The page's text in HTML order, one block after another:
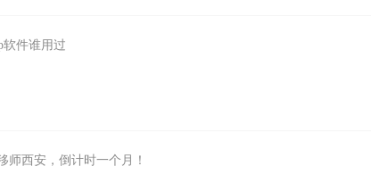
软件谁用过
师西安，倒计时一个月！